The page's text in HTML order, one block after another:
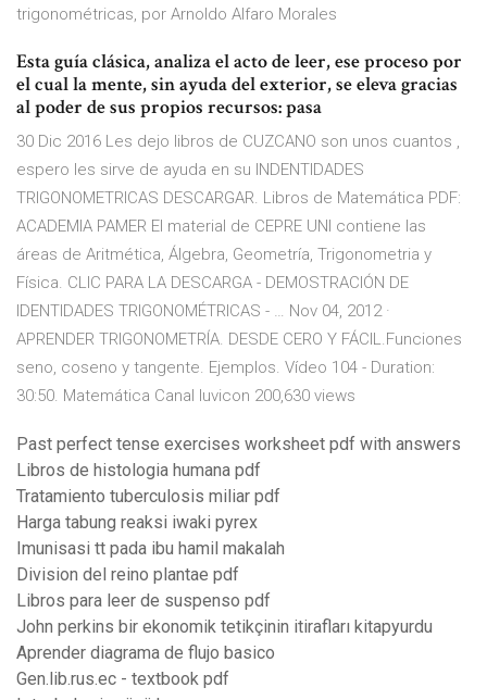
trigonométricas, por Arnoldo Alfaro Morales
Esta guía clásica, analiza el acto de leer, ese proceso por
el cual la mente, sin ayuda del exterior, se eleva gracias
al poder de sus propios recursos: pasa
30 Dic 2016 Les dejo libros de CUZCANO son unos cuantos ,
espero les sirve de ayuda en su INDENTIDADES
TRIGONOMETRICAS DESCARGAR. Libros de Matemática PDF:
ACADEMIA PAMER El material de CEPRE UNI contiene las
áreas de Aritmética, Álgebra, Geometría, Trigonometria y
Física. CLIC PARA LA DESCARGA - DEMOSTRACIÓN DE
IDENTIDADES TRIGONOMÉTRICAS - … Nov 04, 2012 ·
APRENDER TRIGONOMETRÍA. DESDE CERO Y FÁCIL.Funciones
seno, coseno y tangente. Ejemplos. Vídeo 104 - Duration:
30:50. Matemática Canal luvicon 200,630 views
Past perfect tense exercises worksheet pdf with answers
Libros de histologia humana pdf
Tratamiento tuberculosis miliar pdf
Harga tabung reaksi iwaki pyrex
Imunisasi tt pada ibu hamil makalah
Division del reino plantae pdf
Libros para leer de suspenso pdf
John perkins bir ekonomik tetikçinin itirafları kitapyurdu
Aprender diagrama de flujo basico
Gen.lib.rus.ec - textbook pdf